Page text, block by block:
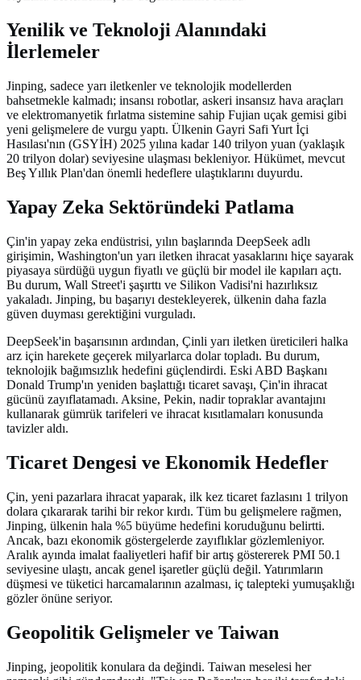
Yenilik ve Teknoloji Alanındaki
İlerlemeler
Jinping, sadece yarı iletkenler ve teknolojik modellerden
bahsetmekle kalmadı; insansı robotlar, askeri insansız hava araçları
ve elektromanyetik fırlatma sistemine sahip Fujian uçak gemisi gibi
yeni gelişmelere de vurgu yaptı. Ülkenin Gayri Safi Yurt İçi
Hasılası'nın (GSYİH) 2025 yılına kadar 140 trilyon yuan (yaklaşık
20 trilyon dolar) seviyesine ulaşması bekleniyor. Hükümet, mevcut
Beş Yıllık Plan'dan önemli hedeflere ulaştıklarını duyurdu.
Yapay Zeka Sektöründeki Patlama
Çin'in yapay zeka endüstrisi, yılın başlarında DeepSeek adlı
girişimin, Washington'un yarı iletken ihracat yasaklarını hiçe sayarak
piyasaya sürdüğü uygun fiyatlı ve güçlü bir model ile kapıları açtı.
Bu durum, Wall Street'i şaşırttı ve Silikon Vadisi'ni hazırlıksız
yakaladı. Jinping, bu başarıyı destekleyerek, ülkenin daha fazla
güven duyması gerektiğini vurguladı.
DeepSeek'in başarısının ardından, Çinli yarı iletken üreticileri halka
arz için harekete geçerek milyarlarca dolar topladı. Bu durum,
teknolojik bağımsızlık hedefini güçlendirdi. Eski ABD Başkanı
Donald Trump'ın yeniden başlattığı ticaret savaşı, Çin'in ihracat
gücünü zayıflatamadı. Aksine, Pekin, nadir topraklar avantajını
kullanarak gümrük tarifeleri ve ihracat kısıtlamaları konusunda
tavizler aldı.
Ticaret Dengesi ve Ekonomik Hedefler
Çin, yeni pazarlara ihracat yaparak, ilk kez ticaret fazlasını 1 trilyon
dolara çıkararak tarihi bir rekor kırdı. Tüm bu gelişmelere rağmen,
Jinping, ülkenin hala %5 büyüme hedefini koruduğunu belirtti.
Ancak, bazı ekonomik göstergelerde zayıflıklar gözlemleniyor.
Aralık ayında imalat faaliyetleri hafif bir artış göstererek PMI 50.1
seviyesine ulaştı, ancak genel işaretler güçlü değil. Yatırımların
düşmesi ve tüketici harcamalarının azalması, iç talepteki yumuşaklığı
gözler önüne seriyor.
Geopolitik Gelişmeler ve Taiwan
Jinping, jeopolitik konulara da değindi. Taiwan meselesi her